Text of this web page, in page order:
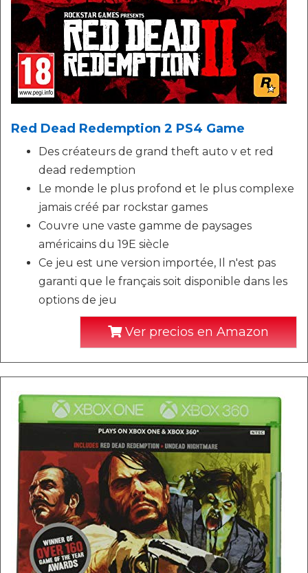
Red Dead Redemption 2 PS4 Game
Des créateurs de grand theft auto v et red
dead redemption
Le monde le plus profond et le plus complexe
jamais créé par rockstar games
Couvre une vaste gamme de paysages
américains du 19E siècle
Ce jeu est une version importée, Il n'est pas
garanti que le français soit disponible dans les
options de jeu
Ver precios en Amazon